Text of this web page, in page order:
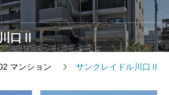
口Ⅱ
マンション サンクレイドル川口Ⅱ